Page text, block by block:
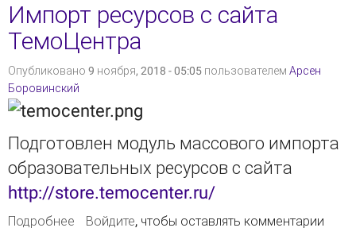
Импорт ресурсов с сайта
ТемоЦентра
Опубликовано 9 ноября, 2018 - 05:05 пользователем Арсен
Боровинский
Подготовлен модуль массового импорта
образовательных ресурсов с сайта
http://store.temocenter.ru/
Подробнее о Импорт ресурсов с сайта ТемоЦентра
Войдите, чтобы оставлять комментарии